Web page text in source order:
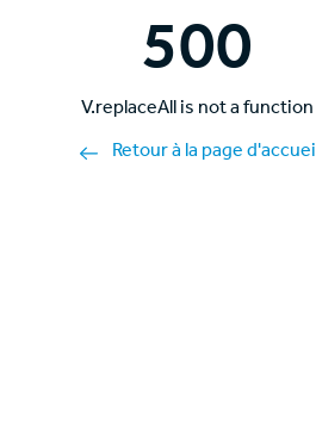
500
V.replaceAll is not a function
Retour à la page